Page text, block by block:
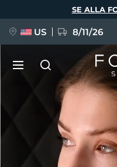
SE ALLA
US 8/11/26
BREAKING NEWS